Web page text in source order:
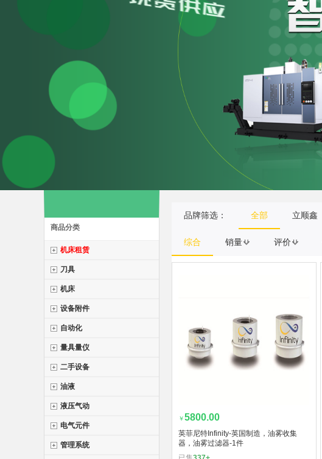
商品分类
机床租赁
刀具
机床
设备附件
自动化
量具量仪
二手设备
油液
液压气动
电气元件
管理系统
品牌筛选： 全部 立顺鑫
综合 销量 评价
￥5800.00
英菲尼特Infinity-英国制造，油雾收集
器，油雾过滤器-1件